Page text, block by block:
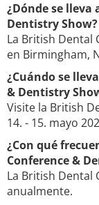
¿Dónde se lleva
Dentistry Show?
La British Dental
en Birmingham,
¿Cuándo se
& Dentistry
Visite la British
14. - 15. mayo
¿Con qué
Conference &
La British Dental
anualmente.